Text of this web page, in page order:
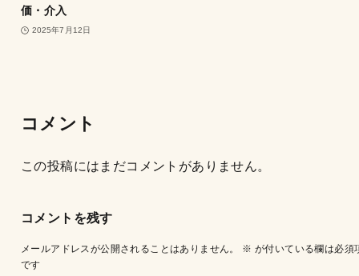
価・介入
2025年7月12日
コメント
この投稿にはまだコメントがありません。
コメントを残す
メールアドレスが公開されることはありません。 ※ が付いている欄は必須
です